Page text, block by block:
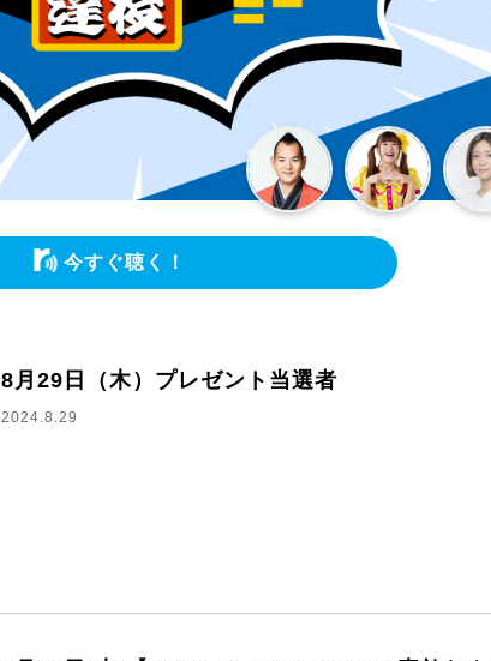
今すぐ聴く！
8月29日（木）プレゼント当選者
2024.8.29